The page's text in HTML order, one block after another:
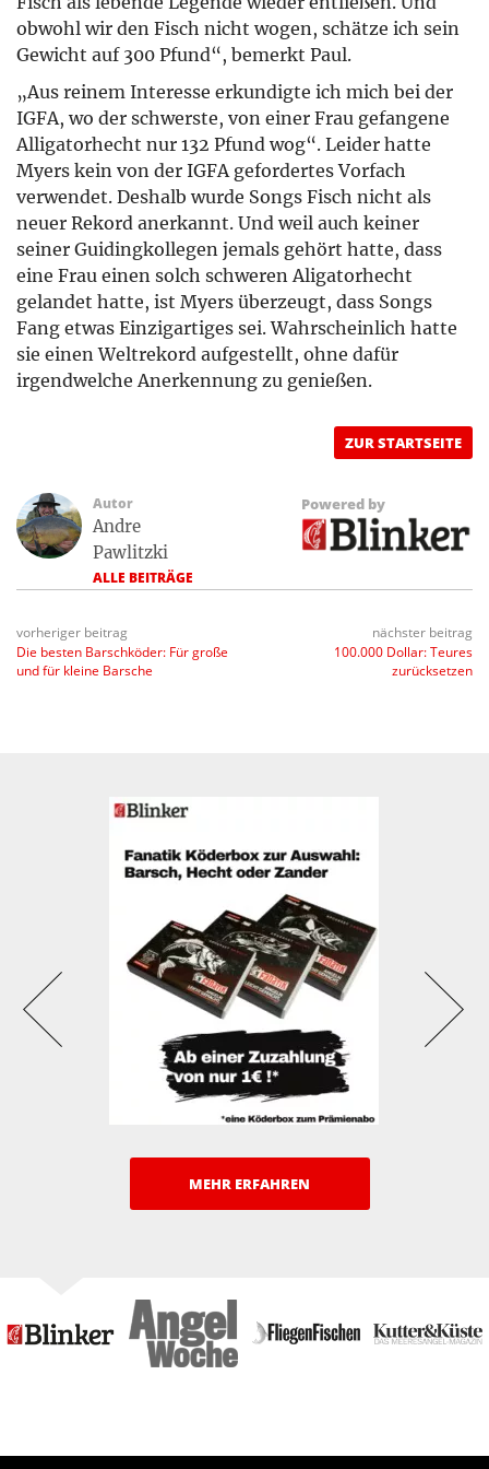
obwohl wir den Fisch nicht wogen, schätze ich sein
Gewicht auf 300 Pfund“, bemerkt Paul.
„Aus reinem Interesse erkundigte ich mich bei der
IGFA, wo der schwerste, von einer Frau gefangene
Alligatorhecht nur 132 Pfund wog“. Leider hatte
Myers kein von der IGFA gefordertes Vorfach
verwendet. Deshalb wurde Songs Fisch nicht als
neuer Rekord anerkannt. Und weil auch keiner
seiner Guidingkollegen jemals gehört hatte, dass
eine Frau einen solch schweren Aligatorhecht
gelandet hatte, ist Myers überzeugt, dass Songs
Fang etwas Einzigartiges sei. Wahrscheinlich hatte
sie einen Weltrekord aufgestellt, ohne dafür
irgendwelche Anerkennung zu genießen.
ZUR STARTSEITE
Autor
Andre
Pawlitzki
ALLE BEITRÄGE
Powered by
vorheriger beitrag
Die besten Barschköder: Für große
und für kleine Barsche
nächster beitrag
100.000 Dollar: Teures
zurücksetzen
MEHR ERFAHREN